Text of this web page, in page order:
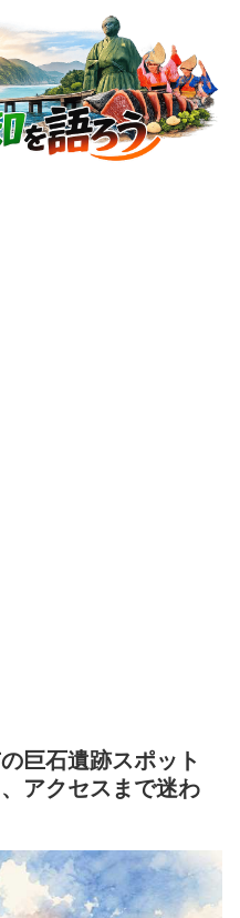
巨石遺跡スポット
アクセスまで迷わ